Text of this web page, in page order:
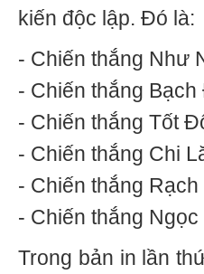
kiến độc lập. Đó là:
- Chiến thắng Như
- Chiến thắng
- Chiến thắng Tốt
- Chiến thắng Chi
- Chiến thắng
- Chiến thắng
Trong bản in lần